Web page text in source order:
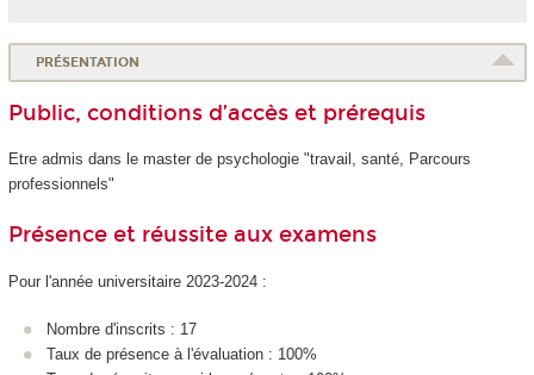
PRÉSENTATION
Public, conditions d’accès et prérequis
Etre admis dans le master de psychologie "travail, santé, Parcours
professionnels"
Présence et réussite aux examens
Pour l'année universitaire 2023-2024 :
Nombre d'inscrits : 17
Taux de présence à l'évaluation : 100%